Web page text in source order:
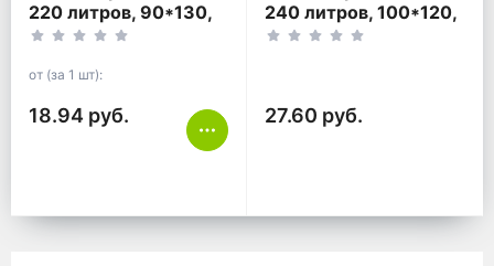
220 литров, 90*130,
прозрачный.
от (за 1 шт):
18.94 руб.
240 литров, 100*120,
белый.
27.60 руб.